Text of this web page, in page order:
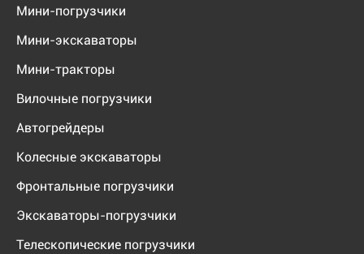
Мини-погрузчики
Мини-экскаваторы
Мини-тракторы
Вилочные погрузчики
Автогрейдеры
Колесные экскаваторы
Фронтальные погрузчики
Экскаваторы-погрузчики
Телескопические погрузчики